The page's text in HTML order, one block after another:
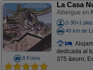
8 Fotos
La Casa
Albergue en
2-30+1
40 km de
dedicada al
375 &euro;